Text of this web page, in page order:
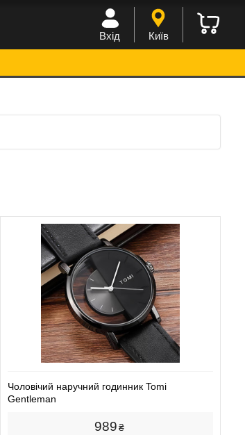
Вхід Київ
Чоловічий наручний годинник Tomi
Gentleman
989₴